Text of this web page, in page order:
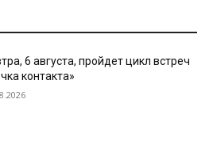
6 августа, пройдет цикл встреч
контакта»